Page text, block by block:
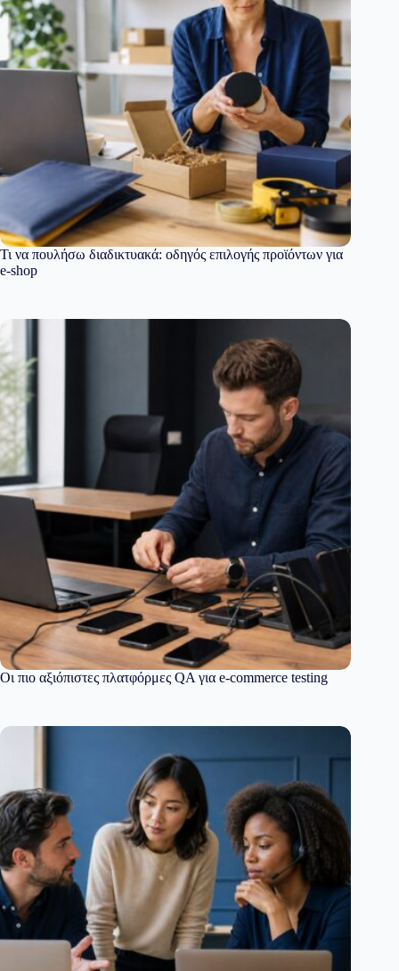
Τι να πουλήσω διαδικτυακά: οδηγός επιλογής προϊόντων για
e-shop
Οι πιο αξιόπιστες πλατφόρμες QA για e-commerce testing